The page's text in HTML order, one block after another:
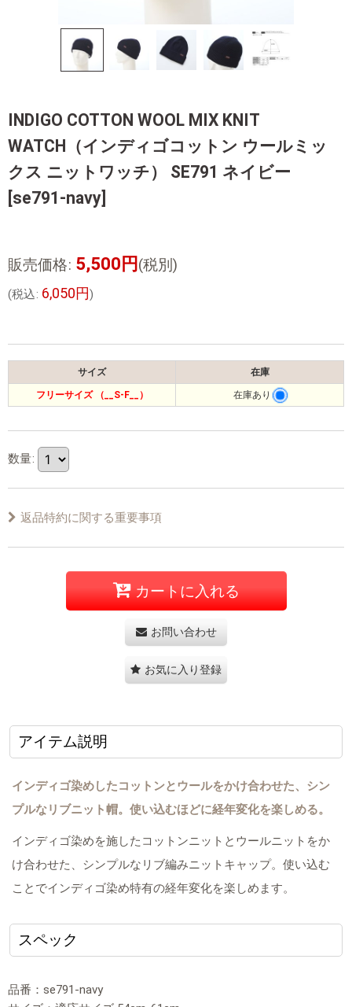
INDIGO COTTON WOOL MIX KNIT
WATCH（インディゴコットン ウールミッ
クス ニットワッチ） SE791 ネイビー
[se791-navy]
販売価格: 5,500円(税別)
(税込: 6,050円)
サイズ 在庫
フリーサイズ （__S-F__） 在庫あり
数量:
返品特約に関する重要事項
カートに入れる
お問い合わせ
お気に入り登録
アイテム説明
インディゴ染めしたコットンとウールをかけ合わせた、シン
プルなリブニット帽。使い込むほどに経年変化を楽しめる。
インディゴ染めを施したコットンニットとウールニットをか
け合わせた、シンプルなリブ編みニットキャップ。使い込む
ことでインディゴ染め特有の経年変化を楽しめます。
スペック
品番：se791-navy